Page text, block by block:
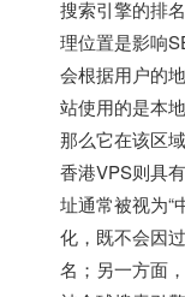
搜索引擎的排
理位置是影响
会根据用户的
站使用的是本
那么它在该区
香港VPS则具
址通常被视为“
化，既不会因
名；另一方面